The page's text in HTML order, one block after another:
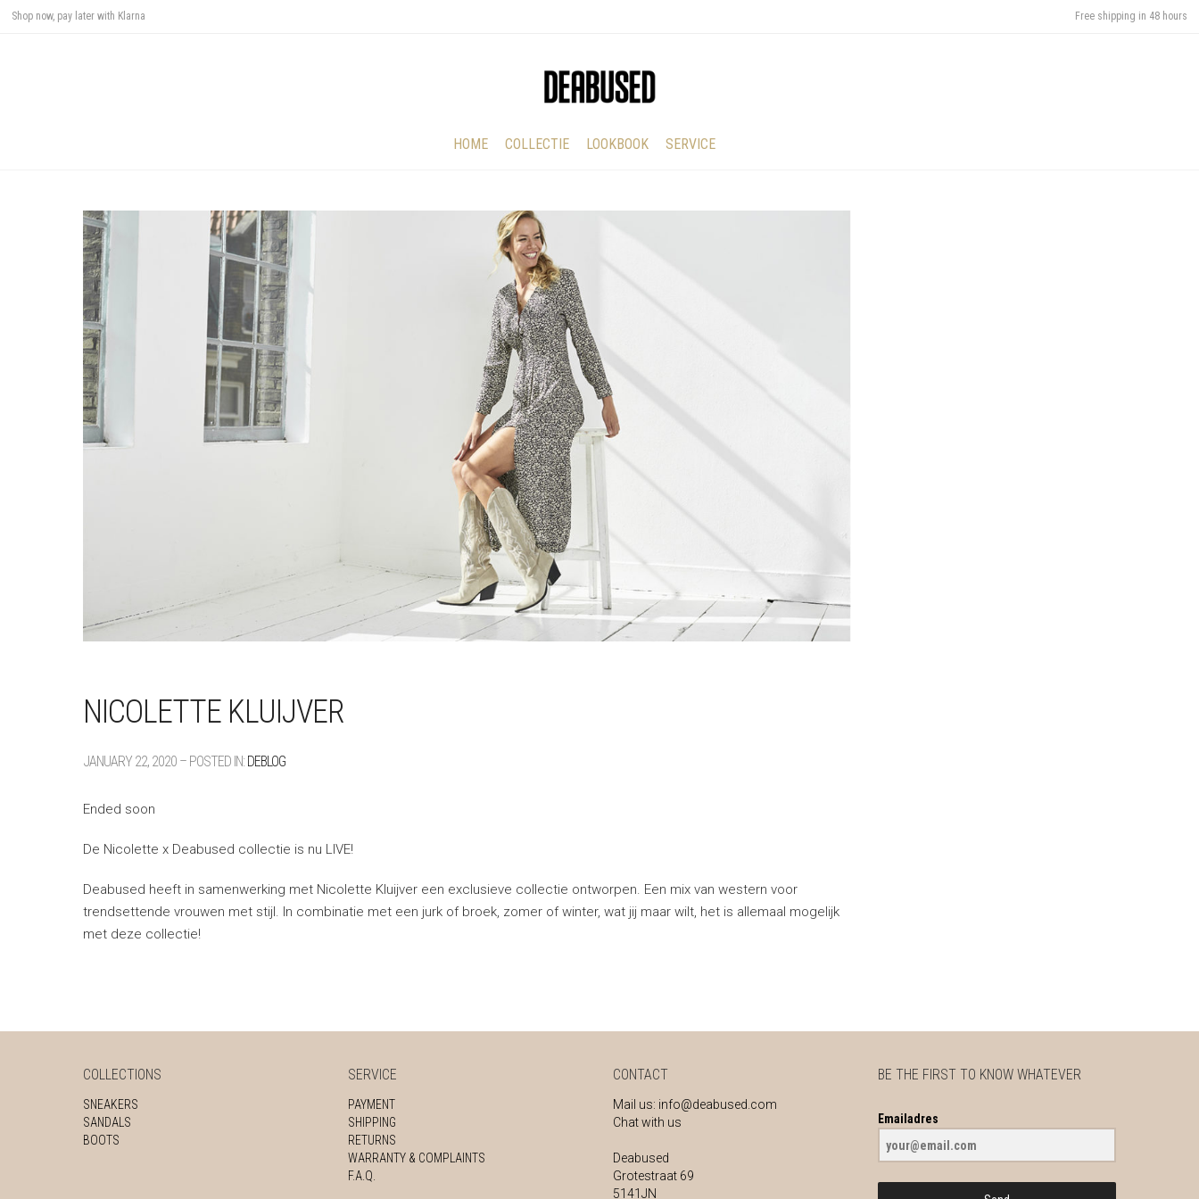
Shop now, pay later with Klarna Free shipping in 48 hours
HOME COLLECTIE LOOKBOOK SERVICE
NICOLETTE KLUIJVER
JANUARY 22, 2020 – POSTED IN: DEBLOG
Ended soon
De Nicolette x Deabused collectie is nu LIVE!
Deabused heeft in samenwerking met Nicolette Kluijver een exclusieve collectie ontworpen. Een mix van western voor
trendsettende vrouwen met stijl. In combinatie met een jurk of broek, zomer of winter, wat jij maar wilt, het is allemaal mogelijk
met deze collectie!
COLLECTIONS
SNEAKERS
SANDALS
BOOTS
SERVICE
PAYMENT
SHIPPING
RETURNS
WARRANTY & COMPLAINTS
F.A.Q.
CONTACT
Mail us: info@deabused.com
Chat with us
Deabused
Grotestraat 69
5141JN
BE THE FIRST TO KNOW WHATEVER
Emailadres